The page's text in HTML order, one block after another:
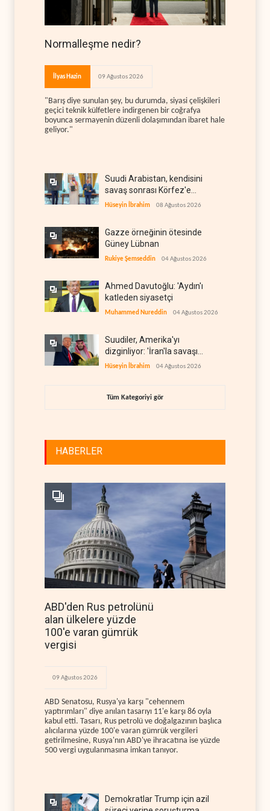
Normalleşme nedir?
İlyas Hazin 09 Ağustos 2026
"Barış diye sunulan şey, bu durumda, siyasi çelişkileri
geçici teknik külfetlere indirgenen bir coğrafya
boyunca sermayenin düzenli dolaşımından ibaret hale
geliyor."
Suudi Arabistan, kendisini
savaş sonrası Körfez'e
hazırlıyor
Hüseyin İbrahim 08 Ağustos 2026
Gazze örneğinin ötesinde
Güney Lübnan
Rukiye Şemseddin 04 Ağustos 2026
Ahmed Davutoğlu: 'Aydın'ı
katleden siyasetçi
Muhammed Nureddin 04 Ağustos 2026
Suudiler, Amerika'yı
dizginliyor: 'İran'la savaşı
kaldıracak gücümüz yok'
Hüseyin İbrahim 04 Ağustos 2026
Tüm Kategoriyi gör
HABERLER
ABD'den Rus petrolünü
alan ülkelere yüzde
100'e varan gümrük
vergisi
09 Ağustos 2026
ABD Senatosu, Rusya'ya karşı "cehennem
yaptırımları" diye anılan tasarıyı 11'e karşı 86 oyla
kabul etti. Tasarı, Rus petrolü ve doğalgazının başlıca
alıcılarına yüzde 100'e varan gümrük vergileri
getirilmesine, Rusya'nın ABD'ye ihracatına ise yüzde
500 vergi uygulanmasına imkan tanıyor.
Demokratlar Trump için azil